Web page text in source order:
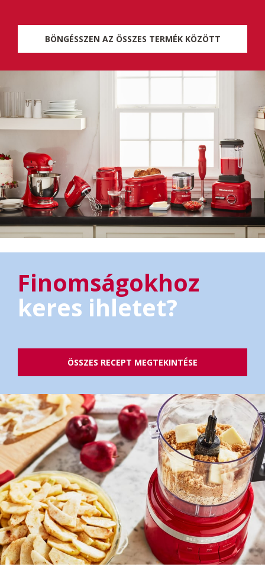
BÖNGÉSSZEN AZ ÖSSZES TERMÉK KÖZÖTT
Finomságokhoz
keres ihletet?
ÖSSZES RECEPT MEGTEKINTÉSE